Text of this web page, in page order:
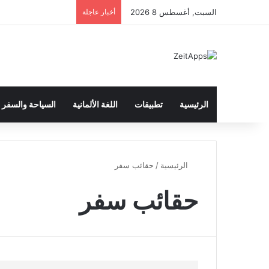
السبت, أغسطس 8 2026 أخبار عاجلة
الرئيسية تطبيقات اللغة الألمانية السياحة والسفر
الرئيسية / حقائب سفر
حقائب سفر